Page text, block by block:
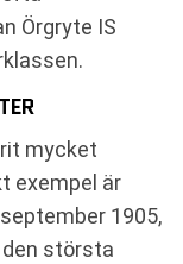
Örgryte IS
mycket
exempel är
1905,
den största